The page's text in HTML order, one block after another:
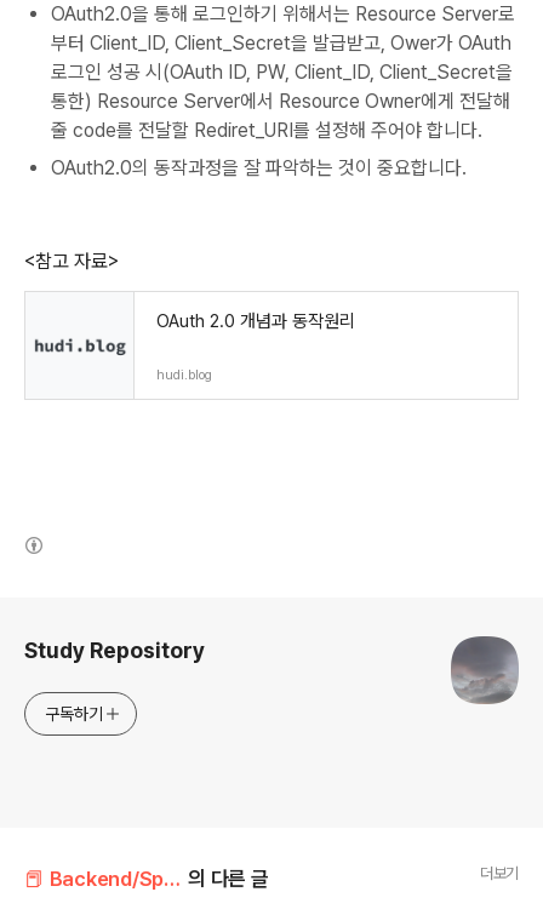
OAuth2.0을 통해 로그인하기 위해서는 Resource Server로
부터 Client_ID, Client_Secret을 발급받고, Ower가 OAuth
로그인 성공 시(OAuth ID, PW, Client_ID, Client_Secret을
통한) Resource Server에서 Resource Owner에게 전달해
줄 code를 전달할 Rediret_URI를 설정해 주어야 합니다.
OAuth2.0의 동작과정을 잘 파악하는 것이 중요합니다.
<참고 자료>
OAuth 2.0 개념과 동작원리
hudi.blog
Study Repository
구독하기
📕 Backend/Spring Security 의 다른 글 더보기